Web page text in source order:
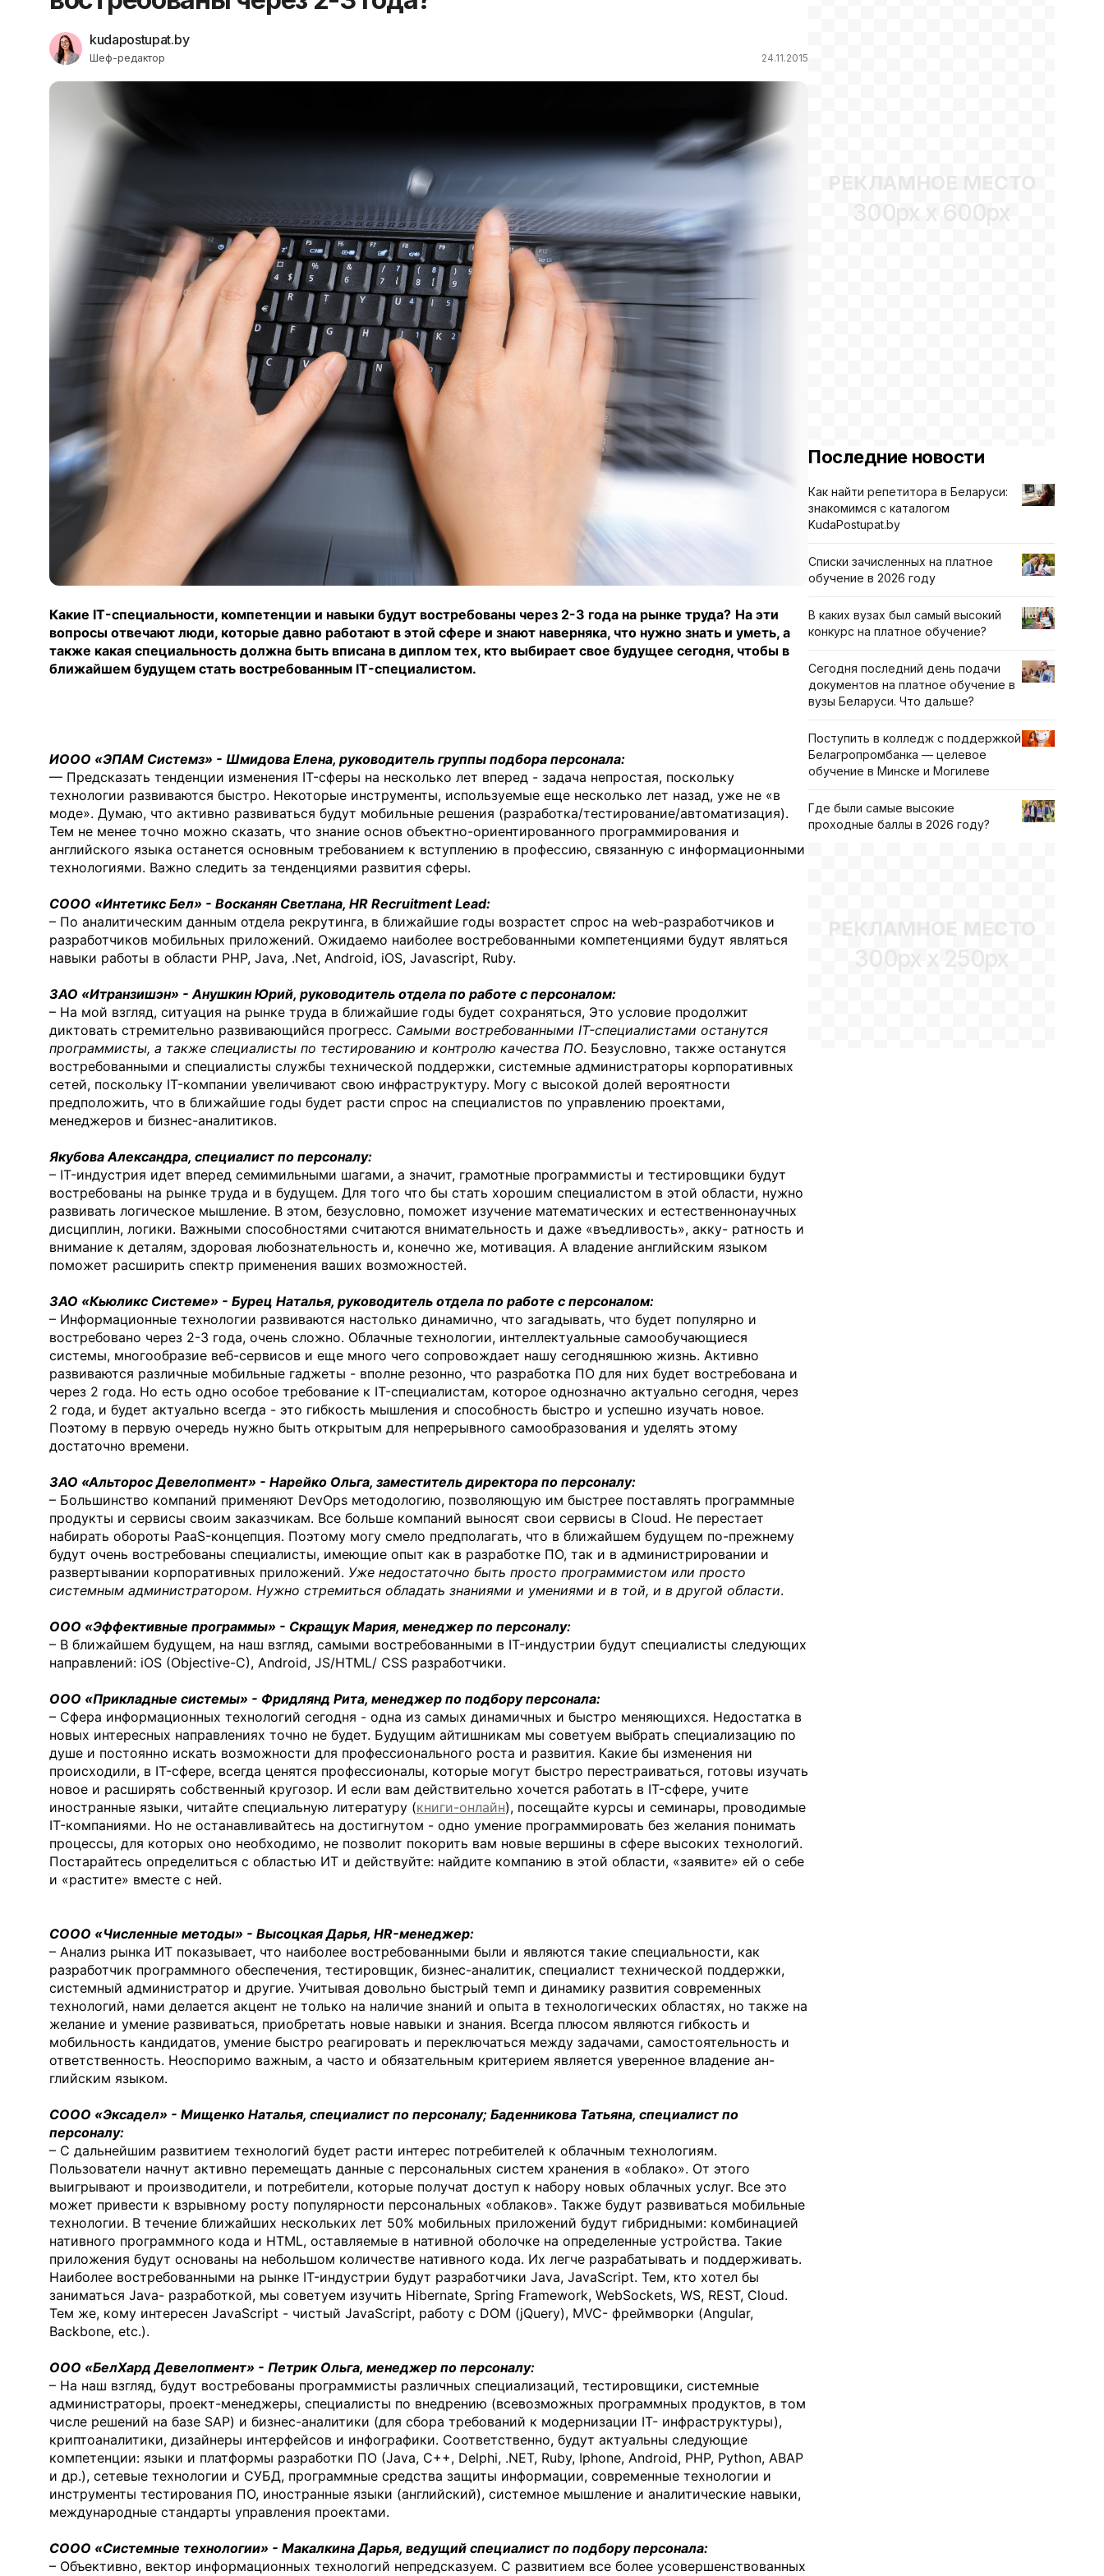
kudapostupat.by
Шеф-редактор 24.11.2015
Какие IT-специальности, компетенции и навыки будут востребованы через 2-3 года на рынке труда? На эти
вопросы отвечают люди, которые давно работают в этой сфере и знают наверняка, что нужно знать и уметь, а
также какая специальность должна быть вписана в диплом тех, кто выбирает свое будущее сегодня, чтобы в
ближайшем будущем стать востребованным IT-специалистом.
ИООО «ЭПАМ Системз» - Шмидова Елена, руководитель группы подбора персонала:
— Предсказать тенденции изменения IT-сферы на несколько лет вперед - задача непростая, поскольку
технологии развиваются быстро. Некоторые инструменты, используемые еще несколько лет назад, уже не «в
моде». Думаю, что активно развиваться будут мобильные решения (разработка/тестирование/автоматизация).
Тем не менее точно можно сказать, что знание основ объектно-ориентированного программирования и
английского языка останется основным требованием к вступлению в профессию, связанную с информационными
технологиями. Важно следить за тенденциями развития сферы.
СООО «Интетикс Бел» - Восканян Светлана, HR Recruitment Lead:
– По аналитическим данным отдела рекрутинга, в ближайшие годы возрастет спрос на web-разработчиков и
разработчиков мобильных приложений. Ожидаемо наиболее востребованными компетенциями будут являться
навыки работы в области PHP, Java, .Net, Android, iOS, Javascript, Ruby.
ЗАО «Итранзишэн» - Анушкин Юрий, руководитель отдела по работе с персоналом:
– На мой взгляд, ситуация на рынке труда в ближайшие годы будет сохраняться, Это условие продолжит
диктовать стремительно развивающийся прогресс. Самыми востребованными IT-специалистами останутся
программисты, а также специалисты по тестированию и контролю качества ПО. Безусловно, также останутся
востребованными и специалисты службы технической поддержки, системные администраторы корпоративных
сетей, поскольку IT-компании увеличивают свою инфраструктуру. Могу с высокой долей вероятности
предположить, что в ближайшие годы будет расти спрос на специалистов по управлению проектами,
менеджеров и бизнес-аналитиков.
Якубова Александра, специалист по персоналу:
– IT-индустрия идет вперед семимильными шагами, а значит, грамотные программисты и тестировщики будут
востребованы на рынке труда и в будущем. Для того что бы стать хорошим специалистом в этой области, нужно
развивать логическое мышление. В этом, безусловно, поможет изучение математических и естественнонаучных
дисциплин, логики. Важными способностями считаются внимательность и даже «въедливость», акку- ратность и
внимание к деталям, здоровая любознательность и, конечно же, мотивация. А владение английским языком
поможет расширить спектр применения ваших возможностей.
ЗАО «Кьюликс Системе» - Бурец Наталья, руководитель отдела по работе с персоналом:
– Информационные технологии развиваются настолько динамично, что загадывать, что будет популярно и
востребовано через 2-3 года, очень сложно. Облачные технологии, интеллектуальные самообучающиеся
системы, многообразие веб-сервисов и еще много чего сопровождает нашу сегодняшнюю жизнь. Активно
развиваются различные мобильные гаджеты - вполне резонно, что разработка ПО для них будет востребована и
через 2 года. Но есть одно особое требование к IT-специалистам, которое однозначно актуально сегодня, через
2 года, и будет актуально всегда - это гибкость мышления и способность быстро и успешно изучать новое.
Поэтому в первую очередь нужно быть открытым для непрерывного самообразования и уделять этому
достаточно времени.
ЗАО «Альторос Девелопмент» - Нарейко Ольга, заместитель директора по персоналу:
– Большинство компаний применяют DevOps методологию, позволяющую им быстрее поставлять программные
продукты и сервисы своим заказчикам. Все больше компаний выносят свои сервисы в Cloud. Не перестает
набирать обороты PaaS-концепция. Поэтому могу смело предполагать, что в ближайшем будущем по-прежнему
будут очень востребованы специалисты, имеющие опыт как в разработке ПО, так и в администрировании и
развертывании корпоративных приложений. Уже недостаточно быть просто программистом или просто
системным администратором. Нужно стремиться обладать знаниями и умениями и в той, и в другой области.
ООО «Эффективные программы» - Скращук Мария, менеджер по персоналу:
– В ближайшем будущем, на наш взгляд, самыми востребованными в IT-индустрии будут специалисты следующих
направлений: iOS (Objective-C), Android, JS/HTML/ CSS разработчики.
ООО «Прикладные системы» - Фридлянд Рита, менеджер по подбору персонала:
– Сфера информационных технологий сегодня - одна из самых динамичных и быстро меняющихся. Недостатка в
новых интересных направлениях точно не будет. Будущим айтишникам мы советуем выбрать специализацию по
душе и постоянно искать возможности для профессионального роста и развития. Какие бы изменения ни
происходили, в IT-сфере, всегда ценятся профессионалы, которые могут быстро перестраиваться, готовы изучать
новое и расширять собственный кругозор. И если вам действительно хочется работать в IT-сфере, учите
иностранные языки, читайте специальную литературу (книги-онлайн), посещайте курсы и семинары, проводимые
IT-компаниями. Но не останавливайтесь на достигнутом - одно умение программировать без желания понимать
процессы, для которых оно необходимо, не позволит покорить вам новые вершины в сфере высоких технологий.
Постарайтесь определиться с областью ИТ и действуйте: найдите компанию в этой области, «заявите» ей о себе
и «растите» вместе с ней.
СООО «Численные методы» - Высоцкая Дарья, HR-менеджер:
– Анализ рынка ИТ показывает, что наиболее востребованными были и являются такие специальности, как
разработчик программного обеспечения, тестировщик, бизнес-аналитик, специалист технической поддержки,
системный администратор и другие. Учитывая довольно быстрый темп и динамику развития современных
технологий, нами делается акцент не только на наличие знаний и опыта в технологических областях, но также на
желание и умение развиваться, приобретать новые навыки и знания. Всегда плюсом являются гибкость и
мобильность кандидатов, умение быстро реагировать и переключаться между задачами, самостоятельность и
ответственность. Неоспоримо важным, а часто и обязательным критерием является уверенное владение ан-
глийским языком.
СООО «Эксадел» - Мищенко Наталья, специалист по персоналу; Баденникова Татьяна, специалист по
персоналу:
– С дальнейшим развитием технологий будет расти интерес потребителей к облачным технологиям.
Пользователи начнут активно перемещать данные с персональных систем хранения в «облако». От этого
выигрывают и производители, и потребители, которые получат доступ к набору новых облачных услуг. Все это
может привести к взрывному росту популярности персональных «облаков». Также будут развиваться мобильные
технологии. В течение ближайших нескольких лет 50% мобильных приложений будут гибридными: комбинацией
нативного программного кода и HTML, оставляемые в нативной оболочке на определенные устройства. Такие
приложения будут основаны на небольшом количестве нативного кода. Их легче разрабатывать и поддерживать.
Наиболее востребованными на рынке IT-индустрии будут разработчики Java, JavaScript. Тем, кто хотел бы
заниматься Java- разработкой, мы советуем изучить Hibernate, Spring Framework, WebSockets, WS, REST, Cloud.
Тем же, кому интересен JavaScript - чистый JavaScript, работу с DOM (jQuery), MVC- фреймворки (Angular,
Backbone, etc.).
OOO «БелХард Девелопмент» - Петрик Ольга, менеджер по персоналу:
– На наш взгляд, будут востребованы программисты различных специализаций, тестировщики, системные
администраторы, проект-менеджеры, специалисты по внедрению (всевозможных программных продуктов, в том
числе решений на базе SAP) и бизнес-аналитики (для сбора требований к модернизации IT- инфраструктуры),
криптоаналитики, дизайнеры интерфейсов и инфографики. Соответственно, будут актуальны следующие
компетенции: языки и платформы разработки ПО (Java, C++, Delphi, .NET, Ruby, Iphone, Android, PHP, Python, АВАР
и др.), сетевые технологии и СУБД, программные средства защиты информации, современные технологии и
инструменты тестирования ПО, иностранные языки (английский), системное мышление и аналитические навыки,
международные стандарты управления проектами.
СООО «Системные технологии» - Макалкина Дарья, ведущий специалист по подбору персонала:
– Объективно, вектор информационных технологий непредсказуем. С развитием все более усовершенствованных
РЕКЛАМНОЕ МЕСТО
300px x 600px
Последние новости
Как найти репетитора в Беларуси:
знакомимся с каталогом
KudaPostupat.by
Списки зачисленных на платное
обучение в 2026 году
В каких вузах был самый высокий
конкурс на платное обучение?
Сегодня последний день подачи
документов на платное обучение в
вузы Беларуси. Что дальше?
Поступить в колледж с поддержкой
Белагропромбанка — целевое
обучение в Минске и Могилеве
Где были самые высокие
проходные баллы в 2026 году?
РЕКЛАМНОЕ МЕСТО
300px x 250px